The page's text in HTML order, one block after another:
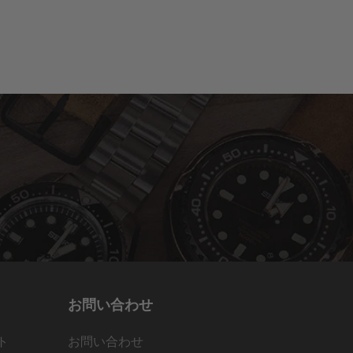
お問い合わせ
お問い合わせ